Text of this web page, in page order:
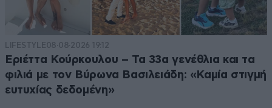
LIFESTYLE08·08·2026 19:12
Εριέττα Κούρκουλου – Τα 33α γενέθλια και τα
φιλιά με τον Βύρωνα Βασιλειάδη: «Καμία στιγμή
ευτυχίας δεδομένη»